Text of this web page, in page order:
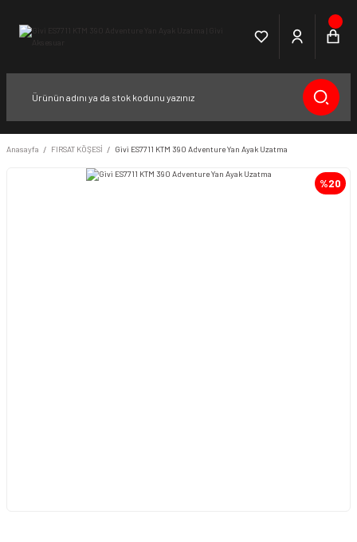
Anasayfa FIRSAT KÖŞESİ Givi ES7711 KTM 390 Adventure Yan Ayak Uzatma
%20